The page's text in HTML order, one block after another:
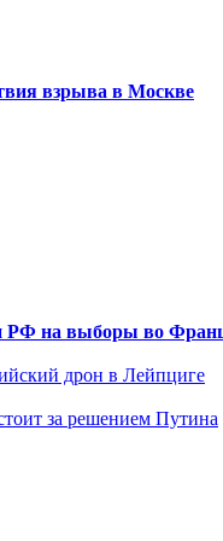
взрыва в Москве
РФ на выборы во
дрон в Лейпциге
за решением Путина